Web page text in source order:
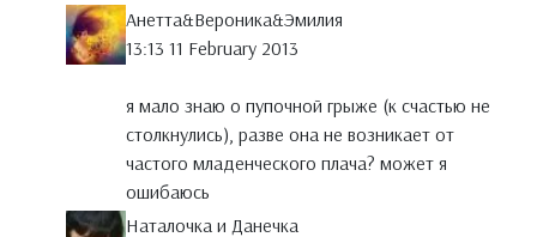
Анетта&Вероника&Эмилия
13:13 11 February 2013
я мало знаю о пупочной грыже (к счастью не
столкнулись), разве она не возникает от
частого младенческого плача? может я
ошибаюсь
Наталочка и Данечка